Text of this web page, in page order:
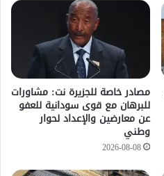
مصادر خاصة للجزيرة نت: مشاورات
للبرهان مع قوى سودانية للعفو
عن معارضين والإعداد لحوار
وطني
2026-08-08